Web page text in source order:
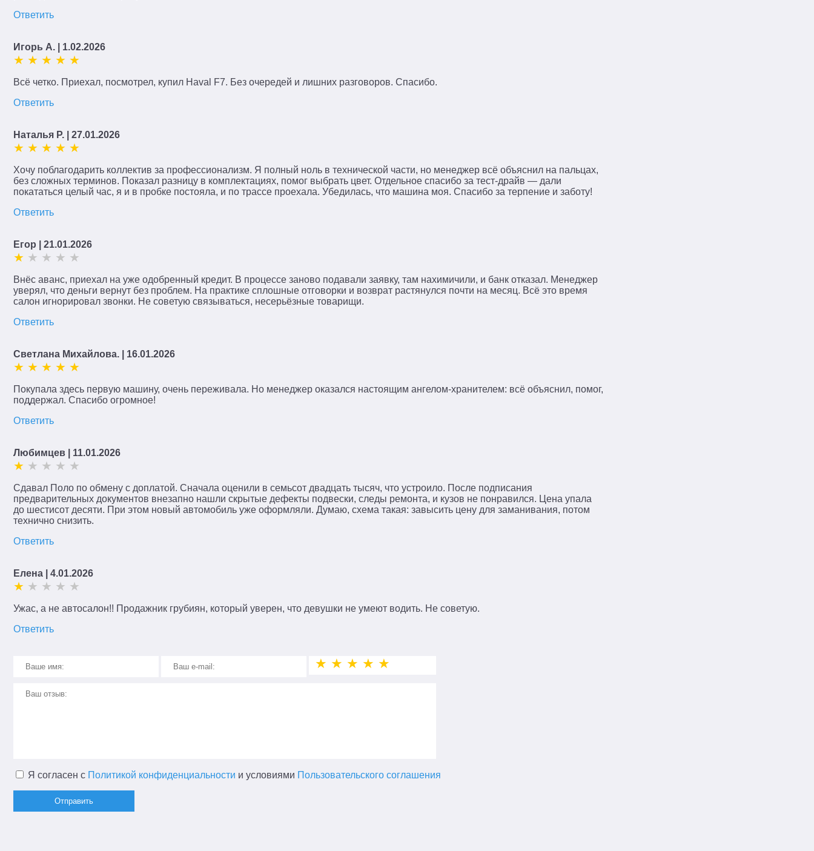
Ответить
Игорь А. | 1.02.2026
Всё четко. Приехал, посмотрел, купил Haval F7. Без очередей и лишних разговоров. Спасибо.
Ответить
Наталья Р. | 27.01.2026
Хочу поблагодарить коллектив за профессионализм. Я полный ноль в технической части, но менеджер всё объяснил на пальцах,
без сложных терминов. Показал разницу в комплектациях, помог выбрать цвет. Отдельное спасибо за тест-драйв — дали
покататься целый час, я и в пробке постояла, и по трассе проехала. Убедилась, что машина моя. Спасибо за терпение и заботу!
Ответить
Егор | 21.01.2026
Внёс аванс, приехал на уже одобренный кредит. В процессе заново подавали заявку, там нахимичили, и банк отказал. Менеджер
уверял, что деньги вернут без проблем. На практике сплошные отговорки и возврат растянулся почти на месяц. Всё это время
салон игнорировал звонки. Не советую связываться, несерьёзные товарищи.
Ответить
Светлана Михайлова. | 16.01.2026
Покупала здесь первую машину, очень переживала. Но менеджер оказался настоящим ангелом-хранителем: всё объяснил, помог,
поддержал. Спасибо огромное!
Ответить
Любимцев | 11.01.2026
Сдавал Поло по обмену с доплатой. Сначала оценили в семьсот двадцать тысяч, что устроило. После подписания
предварительных документов внезапно нашли скрытые дефекты подвески, следы ремонта, и кузов не понравился. Цена упала
до шестисот десяти. При этом новый автомобиль уже оформляли. Думаю, схема такая: завысить цену для заманивания, потом
технично снизить.
Ответить
Елена | 4.01.2026
Ужас, а не автосалон!! Продажник грубиян, который уверен, что девушки не умеют водить. Не советую.
Ответить
★ ★ ★ ★ ★
Я согласен с Политикой конфиденциальности и условиями Пользовательского соглашения